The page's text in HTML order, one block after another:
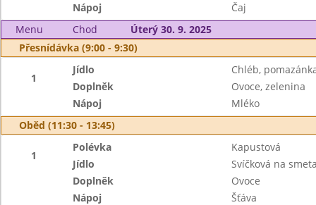
Nápoj
Čaj
Menu
Chod
Úterý 30. 9. 2025
Přesnídávka (9:00 - 9:30)
1
Jídlo
Chléb,
Doplněk
Ovoce, zelenina
Nápoj
Mléko
Oběd (11:30 - 13:45)
1
Polévka
Kapustová
Jídlo
Svíčková na
Doplněk
Ovoce
Nápoj
Šťáva